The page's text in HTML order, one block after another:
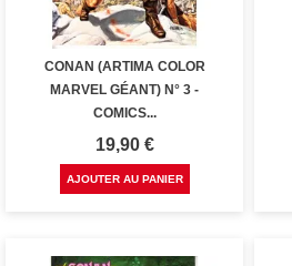
CONAN (ARTIMA COLOR
MARVEL GÉANT) N° 3 -
COMICS...
Prix
19,90 €
AJOUTER AU PANIER